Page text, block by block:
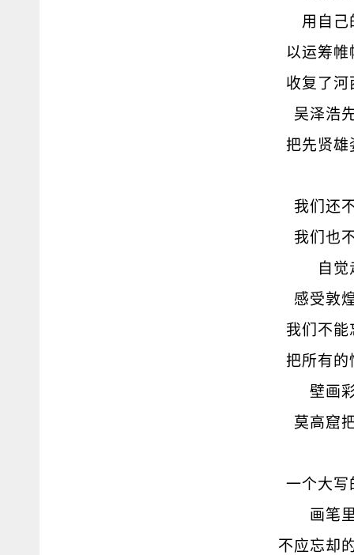
用自己
以运筹
收复了河
吴泽浩
把先贤雄
我们还
我们也
自
感受敦
我们不能
把所有的
壁画
莫高窟
一个大写
画笔
不应忘却